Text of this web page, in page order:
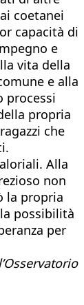
coetanei
capacità di
e
vita della
e alla
processi
propria
che
Alla
non
la propria
possibilità
per